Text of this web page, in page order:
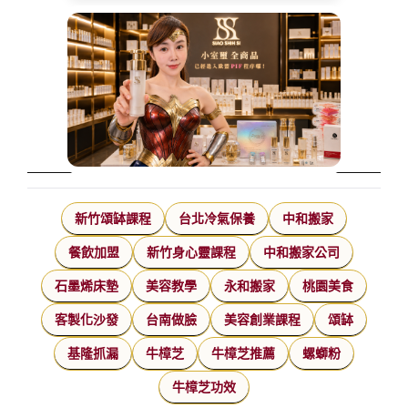
新竹頌缽課程 台北冷氣保養 中和搬家
餐飲加盟 新竹身心靈課程 中和搬家公司
石墨烯床墊 美容教學 永和搬家 桃園美食
客製化沙發 台南做臉 美容創業課程 頌缽
基隆抓漏 牛樟芝 牛樟芝推薦 螺螄粉
牛樟芝功效